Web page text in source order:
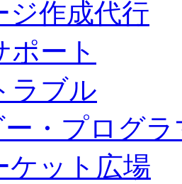
ジ作成代行
ート
ラブル
・プログラ
ケット広場